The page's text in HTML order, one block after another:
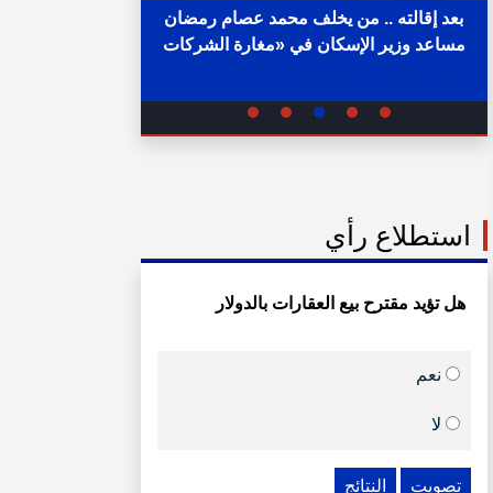
بعد إقالته .. من يخلف محمد عصام رمضان
مساعد وزير الإسكان في «مغارة الشركات
استطلاع رأي
هل تؤيد مقترح بيع العقارات بالدولار
نعم
لا
تصويت النتائج